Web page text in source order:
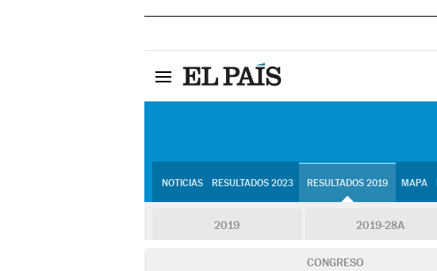
NOTICIAS RESULTADOS 2023 RESULTADOS 2019 MAPA
2019 2019-28A
CONGRESO